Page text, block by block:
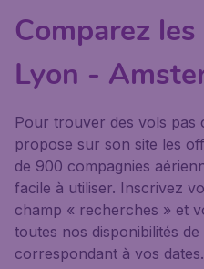
Comparez
Lyon -
Pour trouver des vols pas
propose sur son site les
de 900 compagnies
facile à utiliser. Inscrivez
champ « recherches » et
toutes nos disponibilités
correspondant à vos